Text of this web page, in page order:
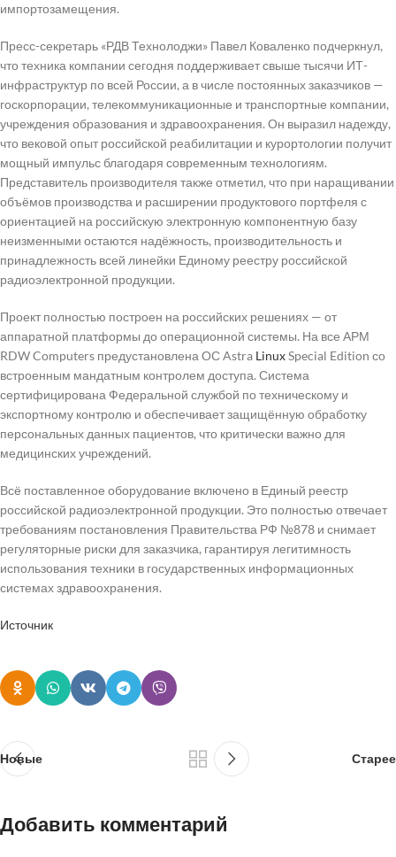
импортозамещения.
Пресс-секретарь «РДВ Технолоджи» Павел Коваленко подчеркнул,
что техника компании сегодня поддерживает свыше тысячи ИТ-
инфраструктур по всей России, а в числе постоянных заказчиков —
госкорпорации, телекоммуникационные и транспортные компании,
учреждения образования и здравоохранения. Он выразил надежду,
что вековой опыт российской реабилитации и курортологии получит
мощный импульс благодаря современным технологиям.
Представитель производителя также отметил, что при наращивании
объёмов производства и расширении продуктового портфеля с
ориентацией на российскую электронную компонентную базу
неизменными остаются надёжность, производительность и
принадлежность всей линейки Единому реестру российской
радиоэлектронной продукции.
Проект полностью построен на российских решениях — от
аппаратной платформы до операционной системы. На все АРМ
RDW Computers предустановлена ОС Astra LinuxSpecial Edition со
встроенным мандатным контролем доступа. Система
сертифицирована Федеральной службой по техническому и
экспортному контролю и обеспечивает защищённую обработку
персональных данных пациентов, что критически важно для
медицинских учреждений.
Всё поставленное оборудование включено в Единый реестр
российской радиоэлектронной продукции. Это полностью отвечает
требованиям постановления Правительства РФ №878 и снимает
регуляторные риски для заказчика, гарантируя легитимность
использования техники в государственных информационных
системах здравоохранения.
Источник
Новые Старее
Добавить комментарий